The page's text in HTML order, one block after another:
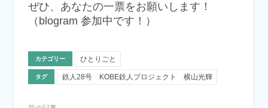
ぜひ、あなたの一票をお願いします！
（blogram 参加中です！）
カテゴリー ひとりごと
タグ 鉄人28号 KOBE鉄人プロジェクト 横山光輝